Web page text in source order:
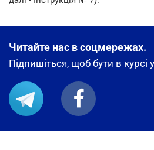
Читайте нас в соцмережах.
Підпишіться, щоб бути в курсі